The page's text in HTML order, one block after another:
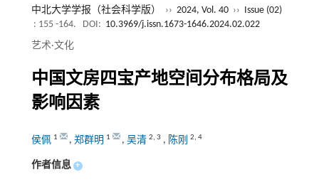
中北大学学报（社会科学版） ›› 2024, Vol. 40 ››
Issue (02)
: 155 -164.
DOI: 10.3969/j.issn.1673-1646.2024.02.022
艺术·文化
中国文房四宝产地空间分布格局及
影响因素
侯佩 1 , 郑群明 1 , 吴清 2, 3 , 陈刚 2, 4
作者信息 +